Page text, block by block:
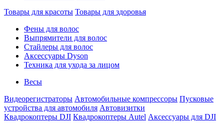
Товары для красоты Товары для здоровья
Фены для волос
Выпрямители для волос
Стайлеры для волос
Аксессуары Dyson
Техника для ухода за лицом
Весы
Видеорегистраторы Автомобильные компрессоры Пусковые
устройства для автомобиля Автовизитки
Квадрокоптеры DJI Квадрокоптеры Autel Аксессуары для DJI